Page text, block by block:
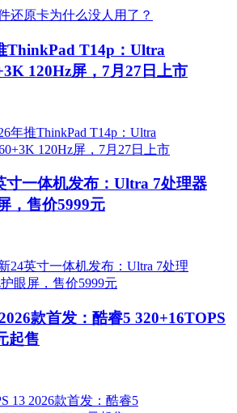
ThinkPad T14p：Ultra
120Hz屏，7月27日上市
寸一体机发布：Ultra 7处理器
，售价5999元
款首发：酷睿5 320+16TOPS
起售